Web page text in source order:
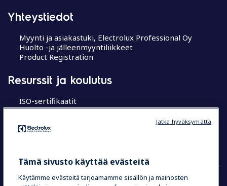
Yhteystiedot
Myynti ja asiakastuki, Electrolux Professional Oy
Huolto -ja jälleenmyyntiliikkeet
Product Registration
Resurssit ja koulutus
ISO-sertifikaatit
MyProfessional
Chef’s Hub
Tämä sivusto käyttää evästeitä
Käytämme evästeitä tarjoamamme sisällön ja mainosten
Jatka hyväksymättä